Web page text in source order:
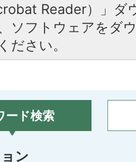
Reader）」ダ
ソフトウェアをダ
ださい。
ード検索
ン